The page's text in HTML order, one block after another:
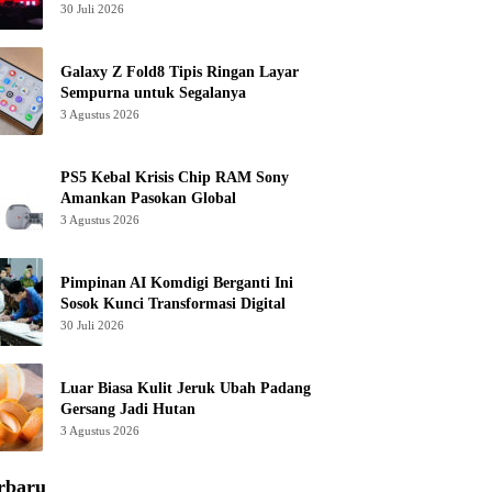
30 Juli 2026
Galaxy Z Fold8 Tipis Ringan Layar
Sempurna untuk Segalanya
3 Agustus 2026
PS5 Kebal Krisis Chip RAM Sony
Amankan Pasokan Global
3 Agustus 2026
Pimpinan AI Komdigi Berganti Ini
Sosok Kunci Transformasi Digital
30 Juli 2026
Luar Biasa Kulit Jeruk Ubah Padang
Gersang Jadi Hutan
3 Agustus 2026